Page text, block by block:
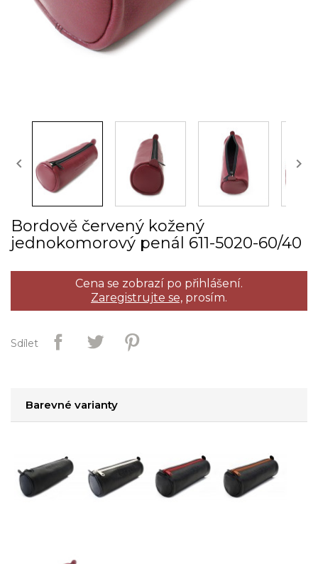
 
Bordově červený kožený
jednokomorový penál 611­-5020­-60/40
Cena se zobrazí po přihlášení.
Zaregistrujte se, prosím.
Sdílet
Barevné varianty